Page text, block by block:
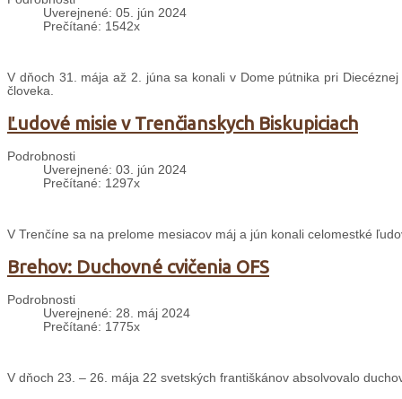
Uverejnené: 05. jún 2024
Prečítané: 1542x
V dňoch 31. mája až 2. júna sa konali v Dome pútnika pri
človeka.
Ľudové misie v Trenčianskych Biskupiciach
Podrobnosti
Uverejnené: 03. jún 2024
Prečítané: 1297x
V Trenčíne sa na prelome mesiacov máj a jún konali celomestké
Brehov: Duchovné cvičenia OFS
Podrobnosti
Uverejnené: 28. máj 2024
Prečítané: 1775x
V dňoch 23. – 26. mája 22 svetských františkánov absolvovalo